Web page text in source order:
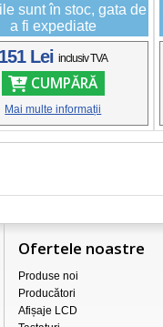
sunt în stoc, gata de
a fi expediate
151 Leiinclusiv TVA
CUMPĂRĂ
Mai multe informații
Ofertele noastre
Produse noi
Producători
Afișaje LCD